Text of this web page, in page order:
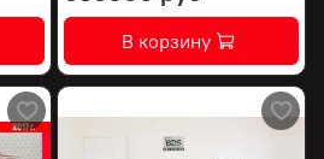
В корзину